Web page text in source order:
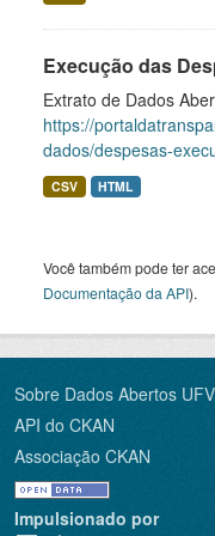
Execução das
Extrato de Dados
https://
dados/despesas-
CSV HTML
Você também pode ter
Documentação da API).
Sobre Dados Abertos
API do CKAN
Associação CKAN
Impulsionado por